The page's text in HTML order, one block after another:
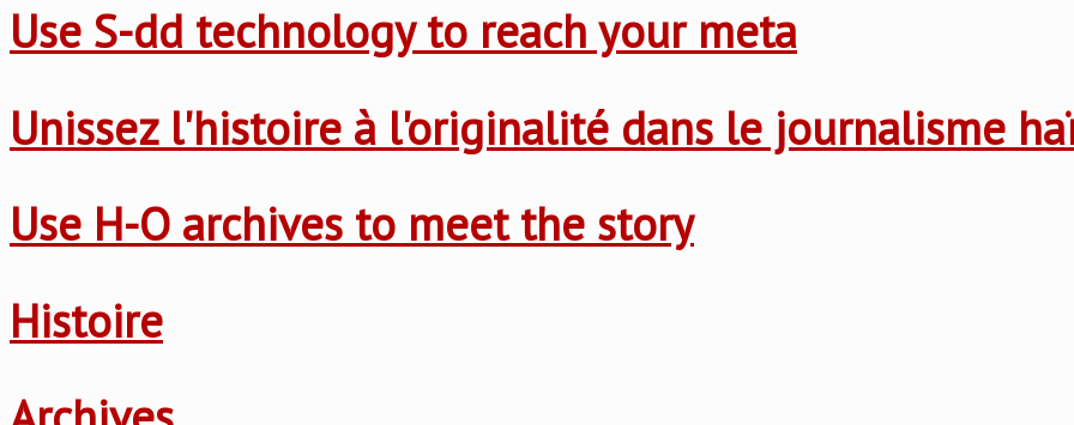
Use S-dd technology to reach your meta
Unissez l'histoire à l'originalité dans le journalisme
Use H-O archives to meet the story
Histoire